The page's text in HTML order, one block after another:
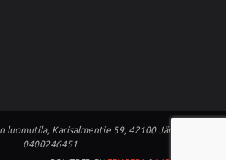
luomutila, Karisalmentie 59, 42100 Jämsä puh:
0400246451